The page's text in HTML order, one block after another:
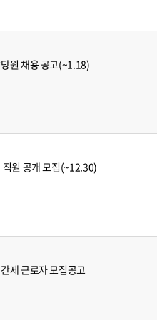
원 채용 공고(~1.18)
원 공개 모집(~12.30)
제 근로자 모집공고